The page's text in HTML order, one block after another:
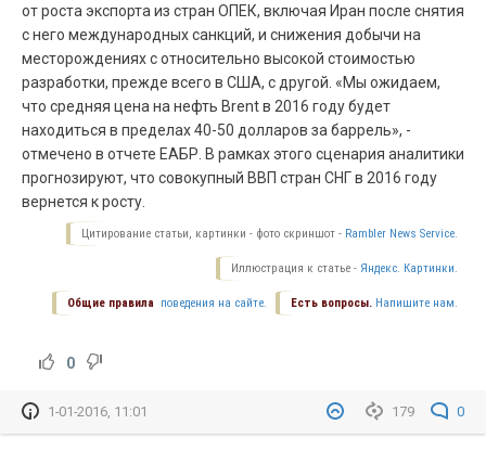
от роста экспорта из стран ОПЕК, включая Иран после снятия
с него международных санкций, и снижения добычи на
месторождениях с относительно высокой стоимостью
разработки, прежде всего в США, с другой. «Мы ожидаем,
что средняя цена на нефть Brent в 2016 году будет
находиться в пределах 40-50 долларов за баррель», -
отмечено в отчете ЕАБР. В рамках этого сценария аналитики
прогнозируют, что совокупный ВВП стран СНГ в 2016 году
вернется к росту.
Цитирование статьи, картинки - фото скриншот - Rambler News Service.
Иллюстрация к статье - Яндекс. Картинки.
Есть вопросы. Напишите нам.
Общие правила поведения на сайте.
0
179 0
1-01-2016, 11:01